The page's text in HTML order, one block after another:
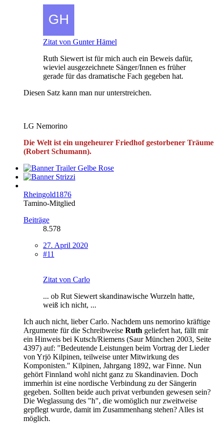
Zitat von Gunter Hämel
Ruth Siewert ist für mich auch ein Beweis dafür,
wieviel ausgezeichnete Sänger/Innen es früher
gerade für das dramatische Fach gegeben hat.
Diesen Satz kann man nur unterstreichen.
LG Nemorino
Die Welt ist ein ungeheurer Friedhof gestorbener Träume
(Robert Schumann).
Rheingold1876
Tamino-Mitglied
Beiträge
8.578
27. April 2020
#11
Zitat von Carlo
... ob Rut Siewert skandinawische Wurzeln hatte,
weiß ich nicht, ...
Ich auch nicht, lieber Carlo. Nachdem uns nemorino kräftige
Argumente für die Schreibweise Ruth geliefert hat, fällt mir
ein Hinweis bei Kutsch/Riemens (Saur München 2003, Seite
4397) auf: "Bedeutende Leistungen beim Vortrag der Lieder
von Yrjö Kilpinen, teilweise unter Mitwirkung des
Komponisten." Kilpinen, Jahrgang 1892, war Finne. Nun
gehört Finnland wohl nicht ganz zu Skandinavien. Doch
immerhin ist eine nordische Verbindung zu der Sängerin
gegeben. Sollten beide auch privat verbunden gewesen sein?
Die Weglassung des "h", die womöglich nur zweitweise
gepflegt wurde, damit im Zusammenhang stehen? Alles ist
möglich.